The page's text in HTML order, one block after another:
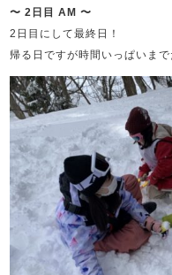
〜 2日目 AM 〜
2日目にして最終日！
帰る日ですが時間いっぱいま